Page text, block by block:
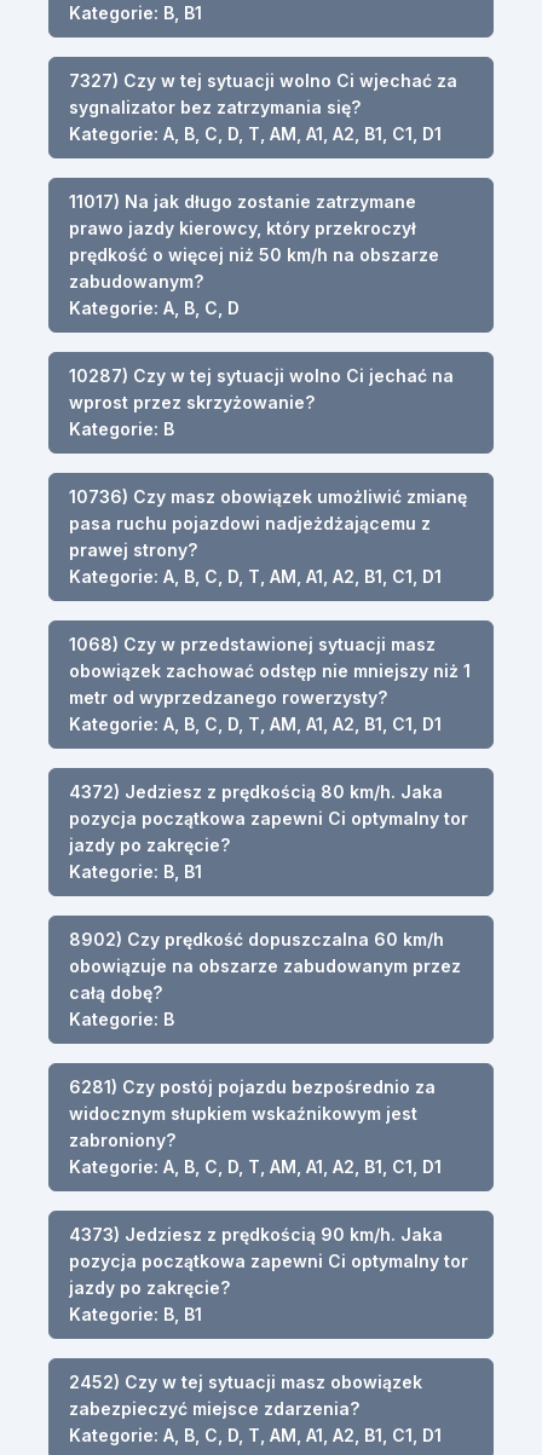
Kategorie: B, B1
7327) Czy w tej sytuacji wolno Ci wjechać za
sygnalizator bez zatrzymania się?
Kategorie: A, B, C, D, T, AM, A1, A2, B1, C1, D1
11017) Na jak długo zostanie zatrzymane
prawo jazdy kierowcy, który przekroczył
prędkość o więcej niż 50 km/h na obszarze
zabudowanym?
Kategorie: A, B, C, D
10287) Czy w tej sytuacji wolno Ci jechać na
wprost przez skrzyżowanie?
Kategorie: B
10736) Czy masz obowiązek umożliwić zmianę
pasa ruchu pojazdowi nadjeżdżającemu z
prawej strony?
Kategorie: A, B, C, D, T, AM, A1, A2, B1, C1, D1
1068) Czy w przedstawionej sytuacji masz
obowiązek zachować odstęp nie mniejszy niż 1
metr od wyprzedzanego rowerzysty?
Kategorie: A, B, C, D, T, AM, A1, A2, B1, C1, D1
4372) Jedziesz z prędkością 80 km/h. Jaka
pozycja początkowa zapewni Ci optymalny tor
jazdy po zakręcie?
Kategorie: B, B1
8902) Czy prędkość dopuszczalna 60 km/h
obowiązuje na obszarze zabudowanym przez
całą dobę?
Kategorie: B
6281) Czy postój pojazdu bezpośrednio za
widocznym słupkiem wskaźnikowym jest
zabroniony?
Kategorie: A, B, C, D, T, AM, A1, A2, B1, C1, D1
4373) Jedziesz z prędkością 90 km/h. Jaka
pozycja początkowa zapewni Ci optymalny tor
jazdy po zakręcie?
Kategorie: B, B1
2452) Czy w tej sytuacji masz obowiązek
zabezpieczyć miejsce zdarzenia?
Kategorie: A, B, C, D, T, AM, A1, A2, B1, C1, D1